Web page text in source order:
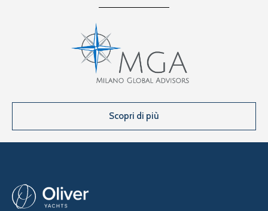
Scopri di più